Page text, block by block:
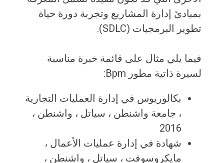
بمبادئ إدارة المشاريع وتجربة دورة حياة
تطوير البرمجيات (SDLC).
فيما يلي مثال على قائمة خبرة مناسبة
لسيرة ذاتية مطور Bpm:
بكالوريوس في إدارة العمليات التجارية
، جامعة واشنطن ، سياتل ، واشنطن ،
2016
شهادة في إدارة عمليات الأعمال ،
مايكروسوفت ، سياتل ، واشنطن ،